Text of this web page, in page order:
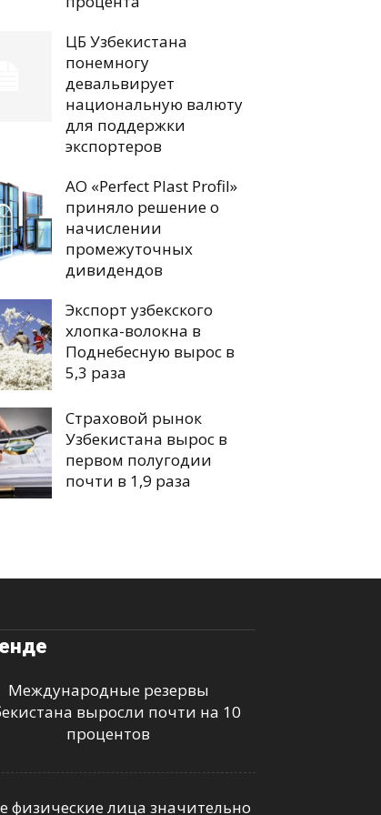
ЦБ Узбекистана
понемногу
девальвирует
национальную валюту
для поддержки
экспортеров
АО «Perfect Plast Profil»
приняло решение о
начислении
промежуточных
дивидендов
Экспорт узбекского
хлопка-волокна в
Поднебесную вырос в
5,3 раза
Страховой рынок
Узбекистана вырос в
первом полугодии
почти в 1,9 раза
Международные резервы
выросли почти на 10
процентов
физические лица значительно